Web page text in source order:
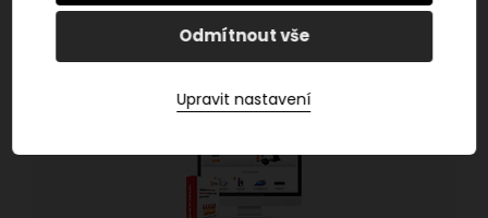
ZAKÁZKOVÉ PROPOJENÍ POKLADNY A E-
SHOPU
Odmítnout vše
Upravit nastavení